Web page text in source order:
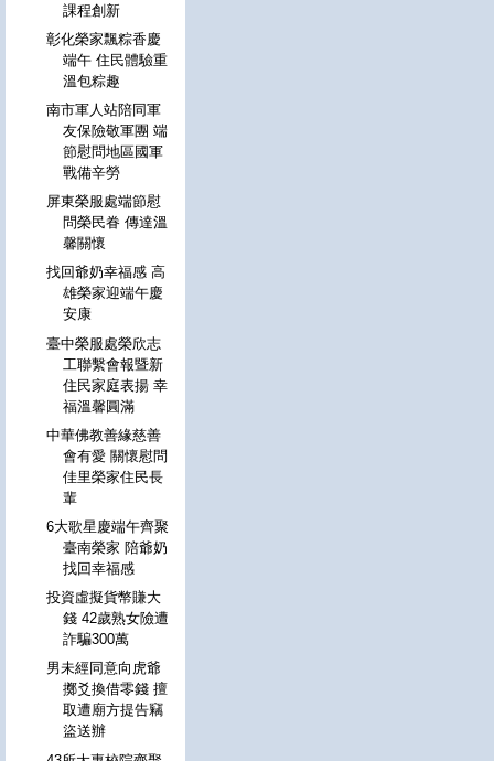
課程創新
彰化榮家飄粽香慶
端午 住民體驗重
溫包粽趣
南市軍人站陪同軍
友保險敬軍團 端
節慰問地區國軍
戰備辛勞
屏東榮服處端節慰
問榮民眷 傳達溫
馨關懷
找回爺奶幸福感 高
雄榮家迎端午慶
安康
臺中榮服處榮欣志
工聯繫會報暨新
住民家庭表揚 幸
福溫馨圓滿
中華佛教善緣慈善
會有愛 關懷慰問
佳里榮家住民長
輩
6大歌星慶端午齊聚
臺南榮家 陪爺奶
找回幸福感
投資虛擬貨幣賺大
錢 42歲熟女險遭
詐騙300萬
男未經同意向虎爺
擲爻換借零錢 擅
取遭廟方提告竊
盜送辦